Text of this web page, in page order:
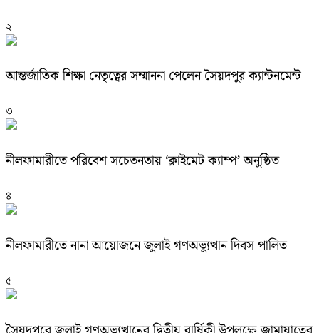
২
আন্তর্জাতিক শিক্ষা নেতৃত্বের সম্মাননা পেলেন সৈয়দপুর ক্যান্টনমেন্ট
৩
নীলফামারীতে পরিবেশ সচেতনতায় ‘ক্লাইমেট ক্যাম্প’ অনুষ্ঠিত
৪
নীলফামারীতে নানা আয়োজনে জুলাই গণঅভ্যুত্থান দিবস পালিত
৫